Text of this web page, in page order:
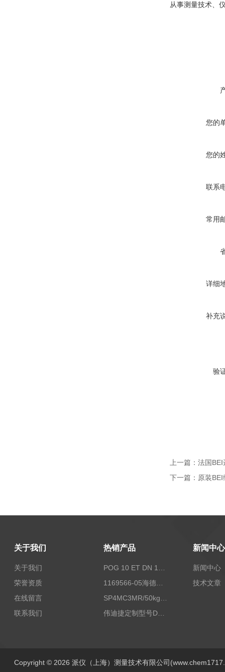
从事测量技术、
您的
您的
联系
常用
详细
补充
验
上一篇： 法国
下一篇： 原装
关于我们
关于我们
荣誉资质
在线留言
联系我们
热销产品
1169566-05海德汉西门子编码器现货
伟迪捷定制型号DHM506-5000-002
新闻中心
新闻中心
技术文章
Copyright © 2026 派仪（上海）测量技术有限公司